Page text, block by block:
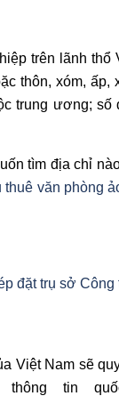
trên lãnh thổ
thôn, xóm, ấp,
trung ương; số
tìm địa chỉ
thuê văn phòng
đặt trụ sở Công
Việt Nam sẽ
tin